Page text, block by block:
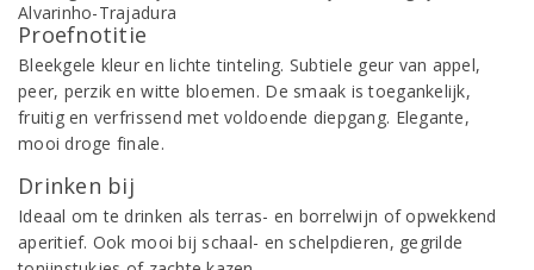
Proefnotitie
Bleekgele kleur en lichte tinteling. Subtiele geur van appel,
peer, perzik en witte bloemen. De smaak is toegankelijk,
fruitig en verfrissend met voldoende diepgang. Elegante,
mooi droge finale.
Drinken bij
Ideaal om te drinken als terras- en borrelwijn of opwekkend
aperitief. Ook mooi bij schaal- en schelpdieren, gegrilde